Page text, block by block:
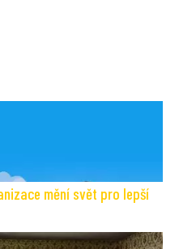
mění svět pro lepší